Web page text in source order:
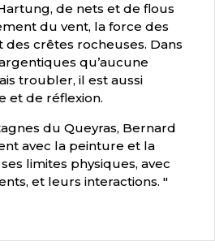
de nets et de flous
du vent, la force des
crêtes rocheuses. Dans
qu’aucune
troubler, il est aussi
et de réflexion.
du Queyras, Bernard
avec la peinture et la
limites physiques, avec
et leurs interactions. "